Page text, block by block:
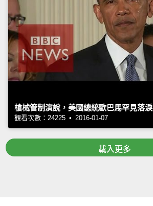
槍械管制演說，美國總統歐巴馬罕見落淚
觀看次數：24225 • 2016-01-07
載入更多